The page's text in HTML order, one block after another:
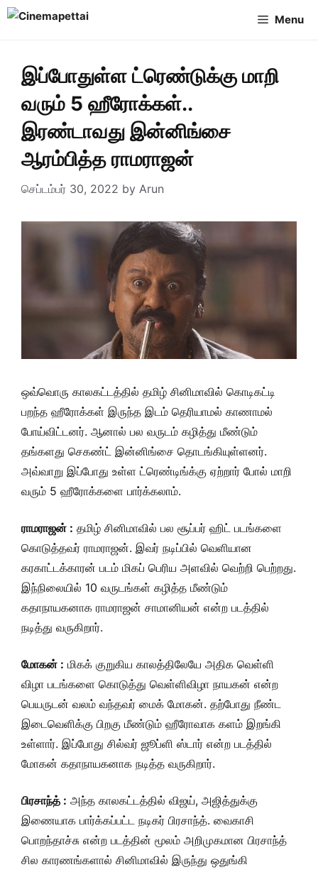
Skip
Menu
இப்போதுள்ள ட்ரெண்டுக்கு மாறி
வரும் 5 ஹீரோக்கள்..
இரண்டாவது இன்னிங்சை
ஆரம்பித்த ராமராஜன்
செப்டம்பர் 30, 2022 by Arun
ஒவ்வொரு காலகட்டத்தில் தமிழ் சினிமாவில் கொடிகட்டி
பறந்த ஹீரோக்கள் இருந்த இடம் தெரியாமல் காணாமல்
போய்விட்டனர். ஆனால் பல வருடம் கழித்து மீண்டும்
தங்களது செகண்ட் இன்னிங்சை தொடங்கியுள்ளனர்.
அவ்வாறு இப்போது உள்ள ட்ரெண்டிங்க்கு ஏற்றார் போல் மாறி
வரும் 5 ஹீரோக்களை பார்க்கலாம்.
ராமராஜன் : தமிழ் சினிமாவில் பல சூப்பர் ஹிட் படங்களை
கொடுத்தவர் ராமராஜன். இவர் நடிப்பில் வெளியான
கரகாட்டக்காரன் படம் மிகப் பெரிய அளவில் வெற்றி பெற்றது.
இந்நிலையில் 10 வருடங்கள் கழித்த மீண்டும்
கதாநாயகனாக ராமராஜன் சாமானியன் என்ற படத்தில்
நடித்து வருகிறார்.
மோகன் : மிகக் குறுகிய காலத்திலேயே அதிக வெள்ளி
விழா படங்களை கொடுத்து வெள்ளிவிழா நாயகன் என்ற
பெயருடன் வலம் வந்தவர் மைக் மோகன். தற்போது நீண்ட
இடைவெளிக்கு பிறகு மீண்டும் ஹீரோவாக களம் இறங்கி
உள்ளார். இப்போது சில்வர் ஜூப்ளி ஸ்டார் என்ற படத்தில்
மோகன் கதாநாயகனாக நடித்த வருகிறார்.
பிரசாந்த் : அந்த காலகட்டத்தில் விஜய், அஜித்துக்கு
இணையாக பார்க்கப்பட்ட நடிகர் பிரசாந்த். வைகாசி
பொறந்தாச்சு என்ற படத்தின் மூலம் அறிமுகமான பிரசாந்த்
சில காரணங்களால் சினிமாவில் இருந்து ஒதுங்கி